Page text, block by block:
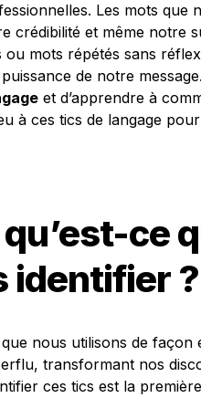
Les mots que
crédibilité et même notre
ou mots répétés sans
de notre
et d’apprendre à
à ces tics de langage
ce
identifier ?
nous utilisons de façon
transformant nos
ces tics est la